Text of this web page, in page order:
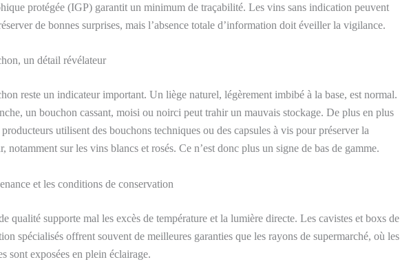
protégée (IGP) garantit un minimum de traçabilité. Les vins sans indication peuvent
de bonnes surprises, mais l’absence totale d’information doit éveiller la vigilance.
un détail révélateur
reste un indicateur important. Un liège naturel, légèrement imbibé à la base, est normal.
un bouchon cassant, moisi ou noirci peut trahir un mauvais stockage. De plus en plus
utilisent des bouchons techniques ou des capsules à vis pour préserver la
notamment sur les vins blancs et rosés. Ce n’est donc plus un signe de bas de gamme.
et les conditions de conservation
qualité supporte mal les excès de température et la lumière directe. Les cavistes et boxs de
spécialisés offrent souvent de meilleures garanties que les rayons de supermarché, où les
sont exposées en plein éclairage.